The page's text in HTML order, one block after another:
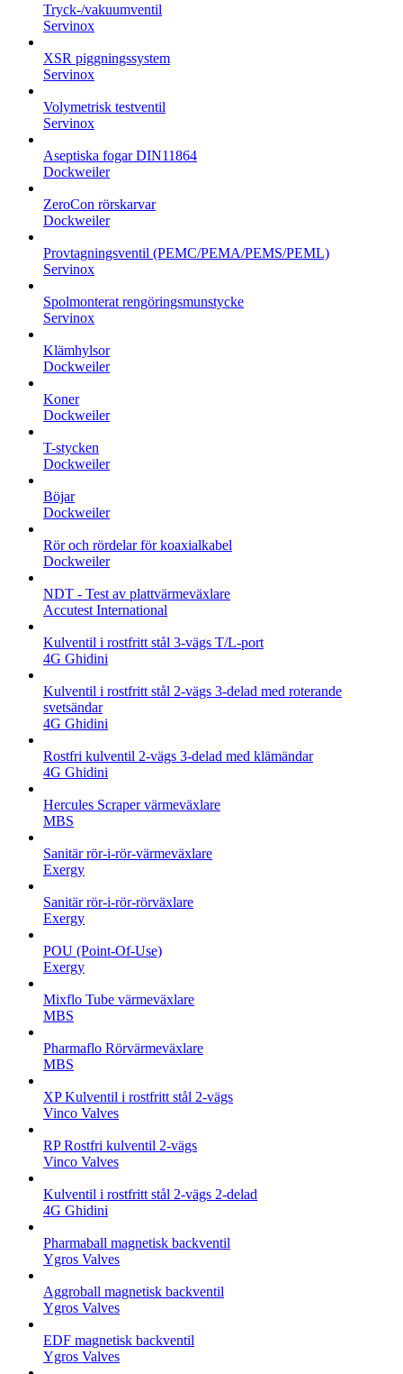
Tryck-/vakuumventil
Servinox
XSR piggningssystem
Servinox
Volymetrisk testventil
Servinox
Aseptiska fogar DIN11864
Dockweiler
ZeroCon rörskarvar
Dockweiler
Provtagningsventil (PEMC/PEMA/PEMS/PEML)
Servinox
Spolmonterat rengöringsmunstycke
Servinox
Klämhylsor
Dockweiler
Koner
Dockweiler
T-stycken
Dockweiler
Böjar
Dockweiler
Rör och rördelar för koaxialkabel
Dockweiler
NDT - Test av plattvärmeväxlare
Accutest International
Kulventil i rostfritt stål 3-vägs T/L-port
4G Ghidini
Kulventil i rostfritt stål 2-vägs 3-delad med roterande
svetsändar
4G Ghidini
Rostfri kulventil 2-vägs 3-delad med klämändar
4G Ghidini
Hercules Scraper värmeväxlare
MBS
Sanitär rör-i-rör-värmeväxlare
Exergy
Sanitär rör-i-rör-rörväxlare
Exergy
POU (Point-Of-Use)
Exergy
Mixflo Tube värmeväxlare
MBS
Pharmaflo Rörvärmeväxlare
MBS
XP Kulventil i rostfritt stål 2-vägs
Vinco Valves
RP Rostfri kulventil 2-vägs
Vinco Valves
Kulventil i rostfritt stål 2-vägs 2-delad
4G Ghidini
Pharmaball magnetisk backventil
Ygros Valves
Aggroball magnetisk backventil
Ygros Valves
EDF magnetisk backventil
Ygros Valves